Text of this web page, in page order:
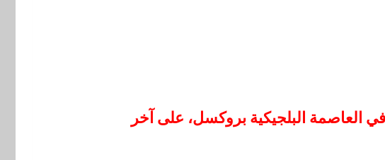
العاصمة البلجيكية بروكسل، على آخر